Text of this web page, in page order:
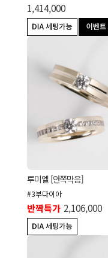
1,414,000
루미엘 [안쪽막음]
#3부다이아
반짝특가 2,106,000